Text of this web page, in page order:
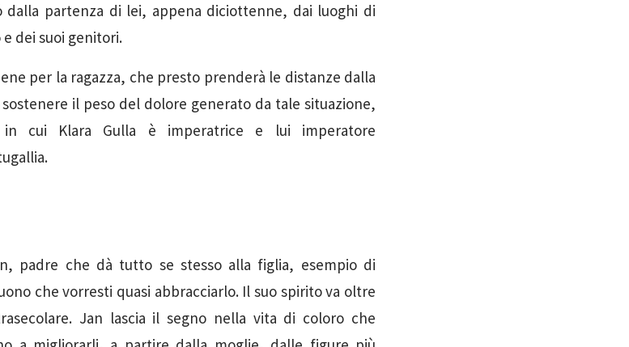
dalla partenza di lei, appena diciottenne, dai luoghi di
dei suoi genitori.
per la ragazza, che presto prenderà le distanze dalla
il peso del dolore generato da tale situazione,
cui Klara Gulla è imperatrice e lui imperatore
padre che dà tutto se stesso alla figlia, esempio di
che vorresti quasi abbracciarlo. Il suo spirito va oltre
Jan lascia il segno nella vita di coloro che